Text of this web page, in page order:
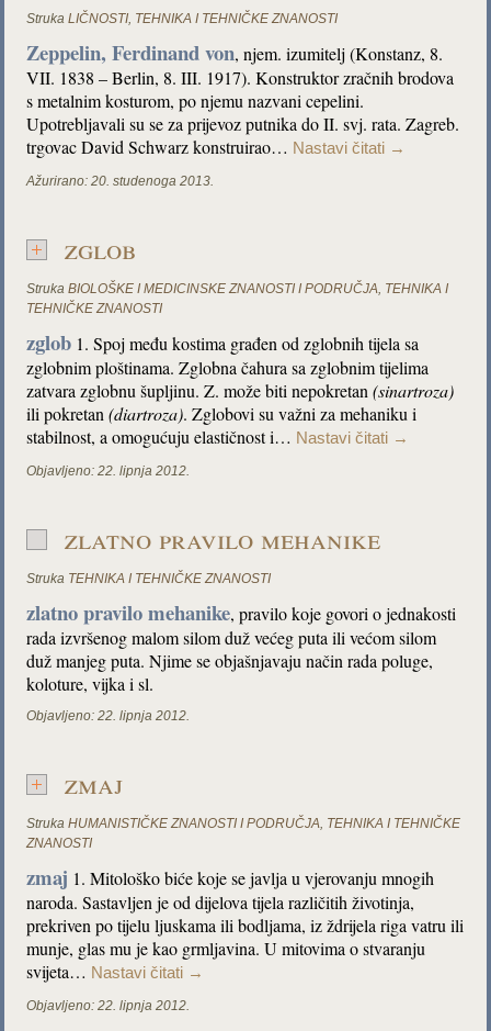
Struka LIČNOSTI, TEHNIKA I TEHNIČKE ZNANOSTI
Zeppelin, Ferdinand von, njem. izumitelj (Konstanz, 8.
VII. 1838 – Berlin, 8. III. 1917). Konstruktor zračnih brodova
s metalnim kosturom, po njemu nazvani cepelini.
Upotrebljavali su se za prijevoz putnika do II. svj. rata. Zagreb.
trgovac David Schwarz konstruirao… Nastavi čitati →
Ažurirano: 20. studenoga 2013.
zglob
Struka BIOLOŠKE I MEDICINSKE ZNANOSTI I PODRUČJA, TEHNIKA I
TEHNIČKE ZNANOSTI
zglob 1. Spoj među kostima građen od zglobnih tijela sa
zglobnim ploštinama. Zglobna čahura sa zglobnim tijelima
zatvara zglobnu šupljinu. Z. može biti nepokretan(sinartroza)
ili pokretan(diartroza). Zglobovi su važni za mehaniku i
stabilnost, a omogućuju elastičnost i… Nastavi čitati →
Objavljeno: 22. lipnja 2012.
zlatno pravilo mehanike
Struka TEHNIKA I TEHNIČKE ZNANOSTI
zlatno pravilo mehanike, pravilo koje govori o jednakosti
rada izvršenog malom silom duž većeg puta ili većom silom
duž manjeg puta. Njime se objašnjavaju način rada poluge,
koloture, vijka i sl.
Objavljeno: 22. lipnja 2012.
zmaj
Struka HUMANISTIČKE ZNANOSTI I PODRUČJA, TEHNIKA I TEHNIČKE
ZNANOSTI
zmaj 1. Mitološko biće koje se javlja u vjerovanju mnogih
naroda. Sastavljen je od dijelova tijela različitih životinja,
prekriven po tijelu ljuskama ili bodljama, iz ždrijela riga vatru ili
munje, glas mu je kao grmljavina. U mitovima o stvaranju
svijeta… Nastavi čitati →
Objavljeno: 22. lipnja 2012.